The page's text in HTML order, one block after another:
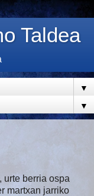
Taldea
▼
▼
berria ospa
martxan jarriko